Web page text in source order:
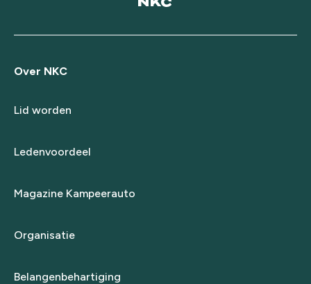
Over NKC
Lid worden
Ledenvoordeel
Magazine Kampeerauto
Organisatie
Belangenbehartiging